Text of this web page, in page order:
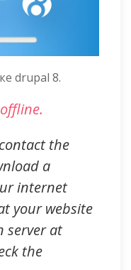
drupal 8.
the
a
internet
your website
server at
the